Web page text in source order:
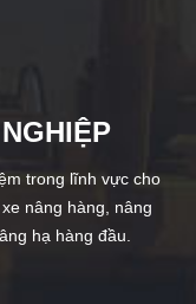
trong lĩnh vực cho
nâng hàng, nâng
hạ hàng đầu.